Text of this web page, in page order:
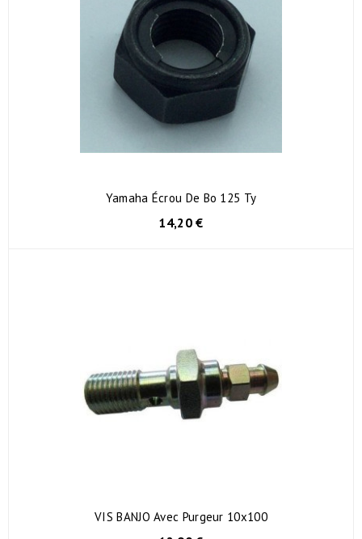
Yamaha Écrou De Bo 125 Ty
14,20 €
VIS BANJO Avec Purgeur 10x100